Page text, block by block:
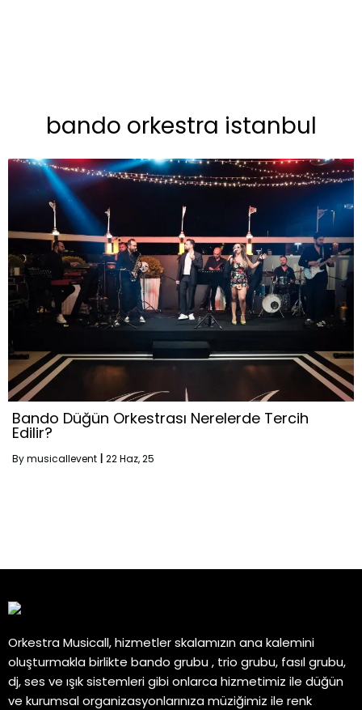
bando orkestra istanbul
Bando Düğün Orkestrası Nerelerde Tercih
Edilir?
Bymusicallevent 22Haz, 25
Orkestra Musicall, hizmetler skalamızın ana kalemini
oluşturmakla birlikte bando grubu , trio grubu, fasıl grubu,
dj, ses ve ışık sistemleri gibi onlarca hizmetimiz ile düğün
ve kurumsal organizasyonlarınıza müziğimiz ile renk